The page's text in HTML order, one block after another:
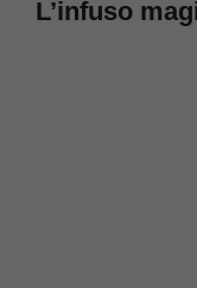
L’infuso